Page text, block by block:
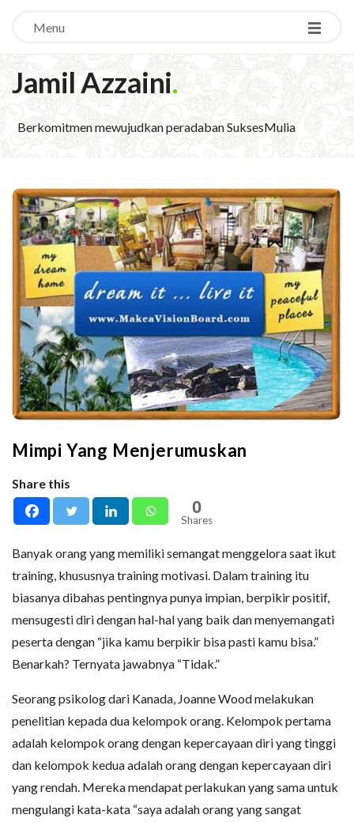
Menu
Jamil Azzaini.
Berkomitmen mewujudkan peradaban SuksesMulia
Mimpi Yang Menjerumuskan
Share this
0
Shares
Banyak orang yang memiliki semangat menggelora saat ikut
training, khususnya training motivasi. Dalam training itu
biasanya dibahas pentingnya punya impian, berpikir positif,
mensugesti diri dengan hal-hal yang baik dan menyemangati
peserta dengan “jika kamu berpikir bisa pasti kamu bisa.”
Benarkah? Ternyata jawabnya “Tidak.”
Seorang psikolog dari Kanada, Joanne Wood melakukan
penelitian kepada dua kelompok orang. Kelompok pertama
adalah kelompok orang dengan kepercayaan diri yang tinggi
dan kelompok kedua adalah orang dengan kepercayaan diri
yang rendah. Mereka mendapat perlakukan yang sama untuk
mengulangi kata-kata “saya adalah orang yang sangat